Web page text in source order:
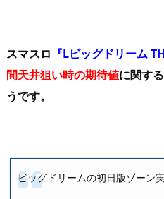
スマスロ 『Lビッグドリーム
間天井狙い時の期待値に関す
うです。
ビッグドリームの初日版ゾーン